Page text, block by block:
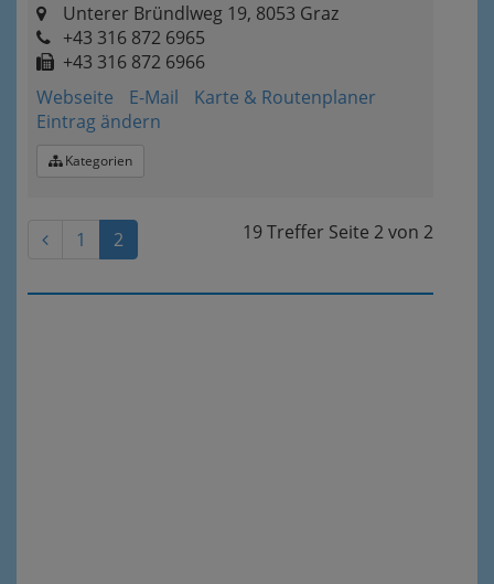
Unterer Bründlweg 19, 8053 Graz
+43 316 872 6965
+43 316 872 6966
Webseite
E-Mail
Karte & Routenplaner
Eintrag ändern
Kategorien
19 Treffer Seite 2von 2
1 2